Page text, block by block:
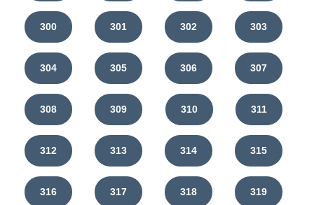
300 301 302 303
304 305 306 307
308 309 310 311
312 313 314 315
316 317 318 319